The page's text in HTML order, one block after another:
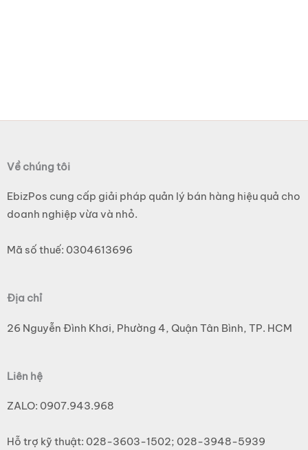
Về chúng tôi
EbizPos cung cấp giải pháp quản lý bán hàng hiệu quả cho
doanh nghiệp vừa và nhỏ.
Mã số thuế: 0304613696
Địa chỉ
26 Nguyễn Đình Khơi, Phường 4, Quận Tân Bình, TP. HCM
Liên hệ
ZALO: 0907.943.968
Hỗ trợ kỹ thuật: 028-3603-1502; 028-3948-5939